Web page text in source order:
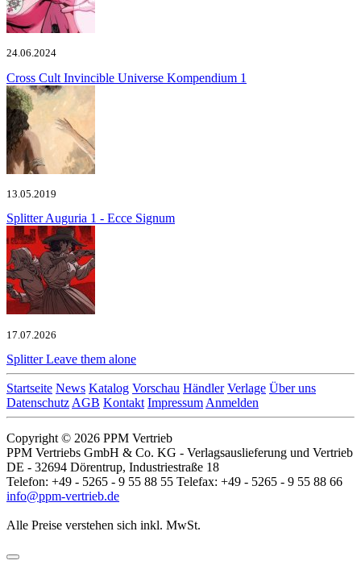
24.06.2024
Cross Cult Invincible Universe Kompendium 1
13.05.2019
SplitterAuguria 1 - Ecce Signum
17.07.2026
SplitterLeave them alone
Startseite News Katalog Vorschau Händler Verlage Über uns
Datenschutz AGB Kontakt Impressum Anmelden
Copyright © 2026 PPM Vertrieb
PPM Vertriebs GmbH & Co. KG - Verlagsauslieferung und Vertrieb
DE - 32694 Dörentrup, Industriestraße 18
Telefon: +49 - 5265 - 9 55 88 55 Telefax: +49 - 5265 - 9 55 88 66
info@ppm-vertrieb.de
Alle Preise verstehen sich inkl. MwSt.